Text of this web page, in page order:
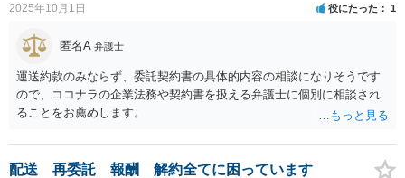
2025年10月1日 役にたった 1
匿名A 弁護士
運送約款のみならず、委託契約書の具体的内容の相談になりそうです
ので、ココナラの企業法務や契約書を扱える弁護士に個別に相談され
ることをお薦めします。
配送 再委託 報酬 解約全てに困っています